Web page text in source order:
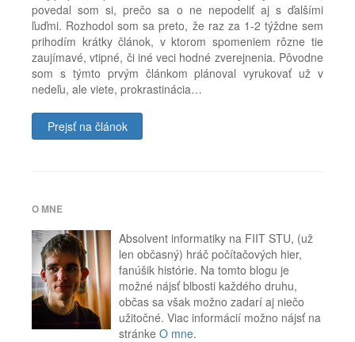
povedal som si, prečo sa o ne nepodeliť aj s ďalšími
ľuďmi. Rozhodol som sa preto, že raz za 1-2 týždne sem
prihodím krátky článok, v ktorom spomeniem rôzne tie
zaujímavé, vtipné, či iné veci hodné zverejnenia. Pôvodne
som s týmto prvým článkom plánoval vyrukovať už v
nedeľu, ale viete, prokrastinácia…
Prejsť na článok
Total
WWI
O MNE
Absolvent informatiky na FIIT STU, (už
len občasný) hráč počítačových hier,
fanúšik histórie. Na tomto blogu je
možné nájsť blbosti každého druhu,
občas sa však možno zadarí aj niečo
užitočné. Viac informácií možno nájsť na
stránke O mne.